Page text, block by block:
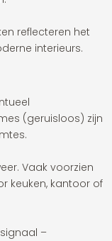
reflecteren het
interieurs.
(geruisloos) zijn
Vaak voorzien
keuken, kantoor of
–